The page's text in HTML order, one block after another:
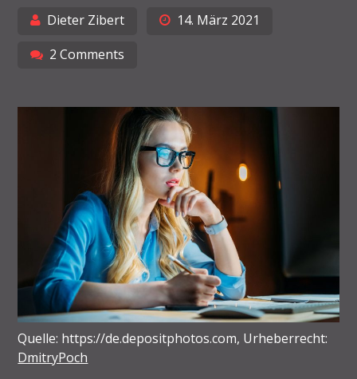
Dieter Zibert
14. März 2021
2 Comments
Quelle: https://de.depositphotos.com, Urheberrecht:
DmitryPoch